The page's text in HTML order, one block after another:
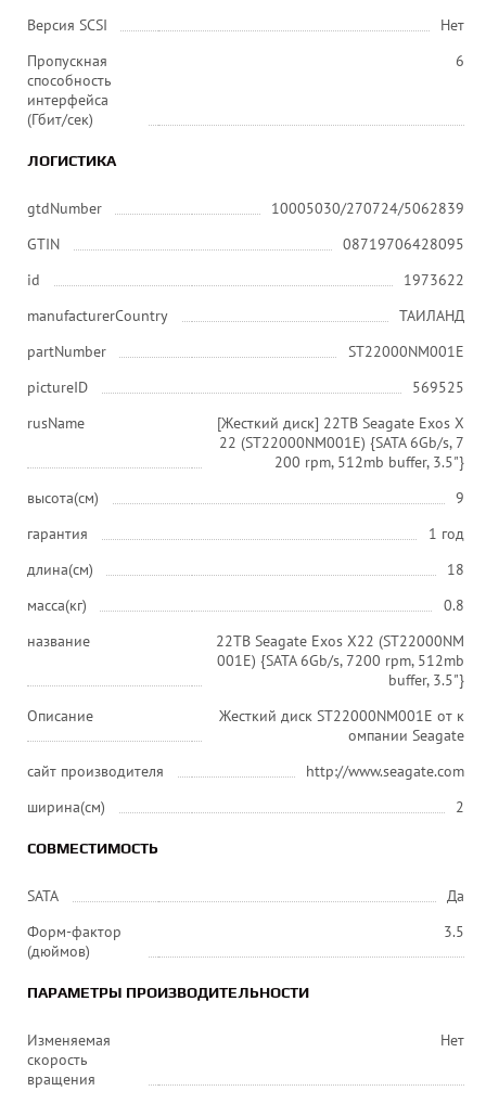
Версия SCSI
Нет
Пропускная
способность
интерфейса
(Гбит/сек)
6
ЛОГИСТИКА
gtdNumber
10005030/270724/5062839
GTIN
08719706428095
id
1973622
manufacturerCountry
ТАИЛАНД
partNumber
ST22000NM001E
pictureID
569525
rusName
[Жесткий диск] 22TB Seagate Exos X
22 (ST22000NM001E) {SATA 6Gb/s, 7
200 rpm, 512mb buffer, 3.5"}
высота(см)
9
гарантия
1 год
длина(см)
18
масса(кг)
0.8
название
22TB Seagate Exos X22 (ST22000NM
001E) {SATA 6Gb/s, 7200 rpm, 512mb
buffer, 3.5"}
Описание
Жесткий диск ST22000NM001E от к
омпании Seagate
сайт производителя
http://www.seagate.com
ширина(см)
2
СОВМЕСТИМОСТЬ
SATA
Да
Форм-фактор
(дюймов)
3.5
ПАРАМЕТРЫ ПРОИЗВОДИТЕЛЬНОСТИ
Изменяемая
скорость
вращения
Нет